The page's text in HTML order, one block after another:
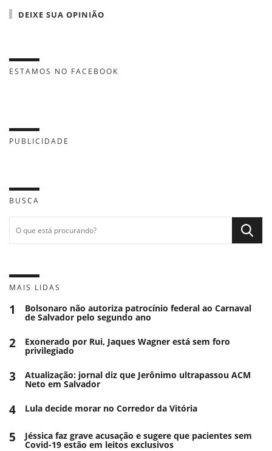
DEIXE SUA OPINIÃO
ESTAMOS NO FACEBOOK
PUBLICIDADE
BUSCA
MAIS LIDAS
1 Bolsonaro não autoriza patrocínio federal ao Carnaval
de Salvador pelo segundo ano
2 Exonerado por Rui, Jaques Wagner está sem foro
privilegiado
3 Atualização: jornal diz que Jerônimo ultrapassou ACM
Neto em Salvador
4 Lula decide morar no Corredor da Vitória
5 Jéssica faz grave acusação e sugere que pacientes sem
Covid-19 estão em leitos exclusivos